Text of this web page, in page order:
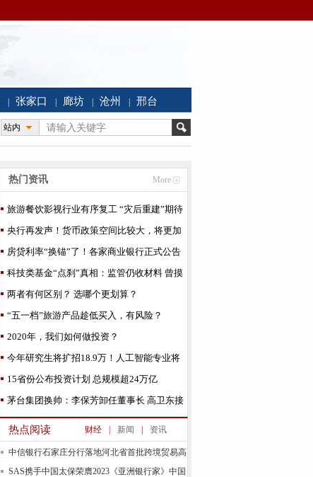
张家口 廊坊 沧州 邢台
站内
热门资讯 More
旅游餐饮影视行业有序复工 “灾后重建”期待
实招
央行再发声！货币政策空间比较大，将更加
灵活适度！
房贷利率“换锚”了！各家商业银行正式公告
操作细则
科技类基金“点刹”真相：监管仍收材料 曾摸
底发售
两者有何区别？ 选哪个更划算？
“五一档”旅游产品趁低买入，有风险？
2020年，我们如何做投资？
今年研究生将扩招18.9万！人工智能专业将
重点发展这些学
15省份公布投资计划 总规模超24万亿
茅台集团换帅：李保芳卸任董事长 高卫东接
棒
热点阅读 财经 新闻 资讯
中信银行石家庄分行落地河北省首批跨境贸易高
水平
SAS携手中国太保荣膺2023《亚洲银行家》中国